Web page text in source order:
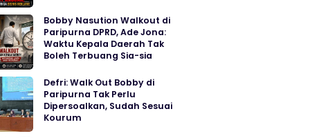
Bobby Nasution Walkout di
Paripurna DPRD, Ade Jona:
Waktu Kepala Daerah Tak
Boleh Terbuang Sia-sia
Defri: Walk Out Bobby di
Paripurna Tak Perlu
Dipersoalkan, Sudah Sesuai
Kourum